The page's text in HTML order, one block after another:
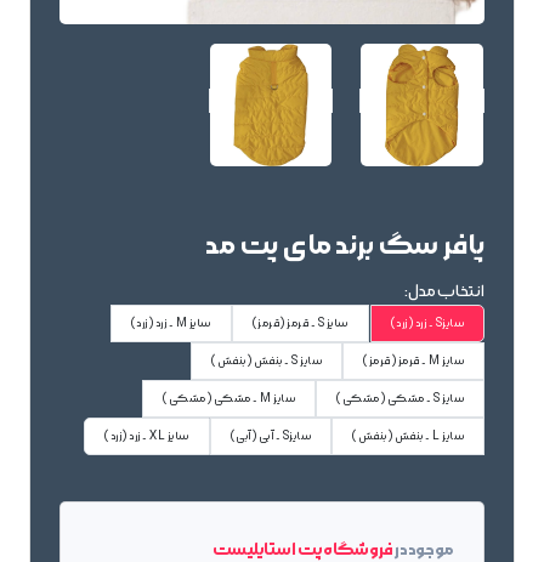
پافر سگ برند مای پت مد
انتخاب مدل:
سایزS - زرد (زرد) سایز S - قرمز (قرمز) سایز M - زرد (زرد)
سایز M - قرمز (قرمز) سایز S - بنفش (بنفش)
سایز S - مشکی (مشکی) سایز M - مشکی (مشکی)
سایز L - بنفش (بنفش) سایزS - آبی (آبی) سایز XL - زرد (زرد)
موجود درفروشگاه پت استایلیست